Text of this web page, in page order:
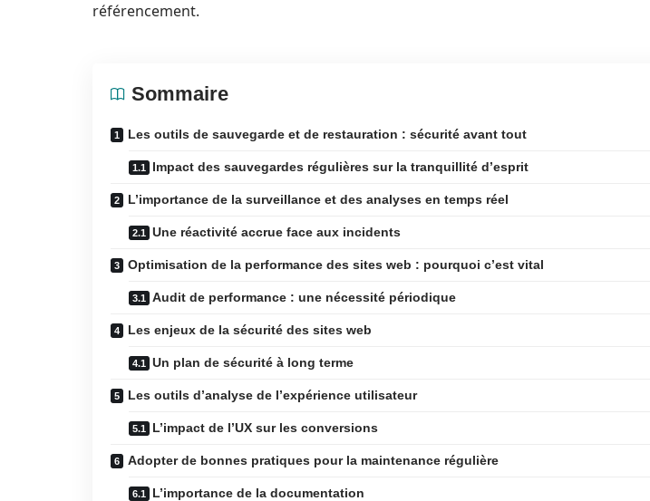
référencement.
Sommaire
Les outils de sauvegarde et de restauration : sécurité avant tout
Impact des sauvegardes régulières sur la tranquillité d’esprit
L’importance de la surveillance et des analyses en temps réel
Une réactivité accrue face aux incidents
Optimisation de la performance des sites web : pourquoi c’est vital
Audit de performance : une nécessité périodique
Les enjeux de la sécurité des sites web
Un plan de sécurité à long terme
Les outils d’analyse de l’expérience utilisateur
L’impact de l’UX sur les conversions
Adopter de bonnes pratiques pour la maintenance régulière
L’importance de la documentation